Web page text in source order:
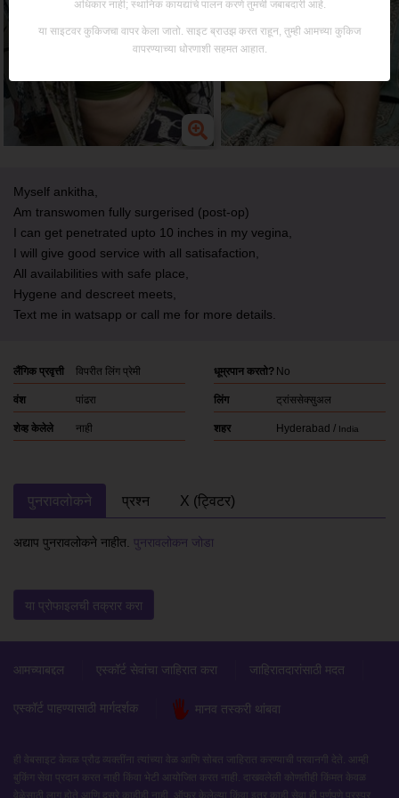
Myself ankitha,
Am transwomen fully surgerised (post-op)
I can get penetrated upto 10 inches in my vegina,
I will give good service with all satisafaction,
All availabilities with safe place,
Hygene and descreet meets,
Text me in watsapp or call me for more details.
लैंगिक प्रवृत्ती विपरीत लिंग प्रेमी
वंश पांढरा
शेव्ह केलेले नाही
धूम्रपान करतो? No
लिंग ट्रांससेक्सुअल
शहर Hyderabad / India
पुनरावलोकने प्रश्न X (ट्विटर)
अद्याप पुनरावलोकने नाहीत. पुनरावलोकन जोडा
या प्रोफाइलची तक्रार करा
आमच्याबद्दल एस्कॉर्ट सेवांचा जाहिरात करा जाहिरातदारांसाठी मदत
एस्कॉर्ट पाहण्यासाठी मार्गदर्शक मानव तस्करी थांबवा
ही वेबसाइट केवळ प्रौढ व्यक्तींना त्यांच्या वेळ आणि सोबत जाहिरात करण्याची परवानगी देते. आम्ही
बुकिंग सेवा प्रदान करत नाही किंवा भेटी आयोजित करत नाही. दाखवलेली कोणतीही किंमत केवळ
वेळेसाठी लागू होते आणि दुसरे काहीही नाही. ऑफर केलेल्या किंवा इतर काही सेवा ही पूर्णपणे परस्पर
अधिकार नाही; स्थानिक कायद्यांचे पालन करणे तुमची जबाबदारी आहे.
या साइटवर कुकिजचा वापर केला जातो. साइट ब्राउझ करत राहून, तुम्ही आमच्या कुकिज
वापरण्याच्या धोरणाशी सहमत आहात.